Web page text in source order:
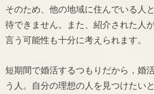
そのため、他の地域に住んでいる人
待できません。また、紹介された人
言う可能性も十分に考えられます。
短期間で婚活するつもりだから，婚
う人。自分の理想の人を見つけたい